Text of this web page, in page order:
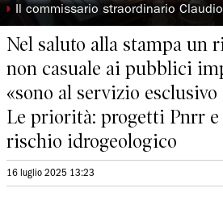
◗ Il commissario straordinario
Nel saluto alla stampa un
non casuale ai pubblici
«sono al servizio esclusivo
Le priorità: progetti Pnrr
rischio idrogeologico
16 luglio 2025 13:23